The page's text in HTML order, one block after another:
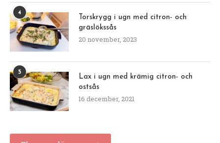
4
Torskrygg i ugn med citron- och
gräslökssås
20 november, 2023
5
Lax i ugn med krämig citron- och
ostsås
16 december, 2021